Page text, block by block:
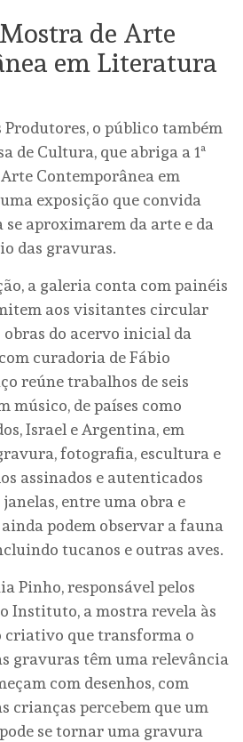
de Arte
em Literatura
Produtores, o público também
de Cultura, que abriga a 1ª
Contemporânea em
exposição que convida
se aproximarem da arte e da
das gravuras.
a galeria conta com painéis
aos visitantes circular
do acervo inicial da
curadoria de Fábio
reúne trabalhos de seis
músico, de países como
Israel e Argentina, em
fotografia, escultura e
assinados e autenticados
entre uma obra e
podem observar a fauna
tucanos e outras aves.
Pinho, responsável pelos
Instituto, a mostra revela às
criativo que transforma o
gravuras têm uma relevância
com desenhos, com
crianças percebem que um
se tornar uma gravura